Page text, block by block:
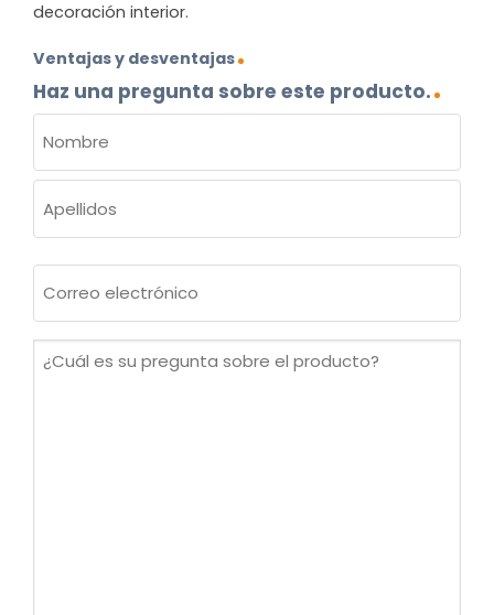
decoración interior.
Ventajas y desventajas
Haz una pregunta sobre este producto.
(OBLIGATORIO)
Nombre
electrónico
¿Cuál